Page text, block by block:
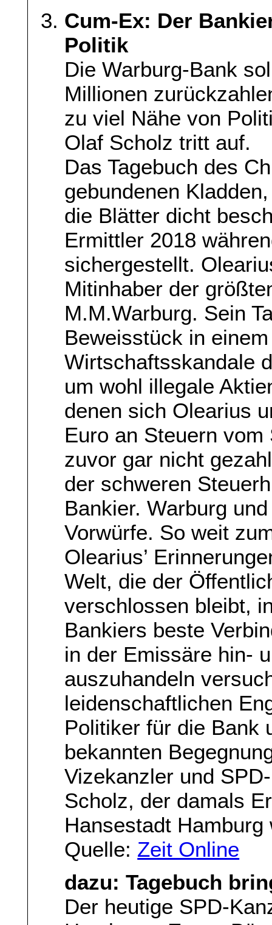
Cum-Ex: Der
Politik
Die Warburg-Bank
Millionen
zu viel Nähe von
Olaf Scholz tritt auf.
Das Tagebuch des
gebundenen
die Blätter dicht
Ermittler 2018
sichergestellt.
Mitinhaber der
M.M.Warburg. Sein
Beweisstück in
Wirtschaftsskandale
um wohl illegale
denen sich Olearius
Euro an Steuern
zuvor gar nicht
der schweren
Bankier. Warburg
Vorwürfe. So weit
Olearius’
Welt, die der
verschlossen bleibt,
Bankiers beste
in der Emissäre hin-
auszuhandeln
leidenschaftlichen
Politiker für die Bank
bekannten
Vizekanzler und
Scholz, der damals
Hansestadt Hamburg
Quelle: Zeit Online
dazu: Tagebuch
Der heutige SPD-